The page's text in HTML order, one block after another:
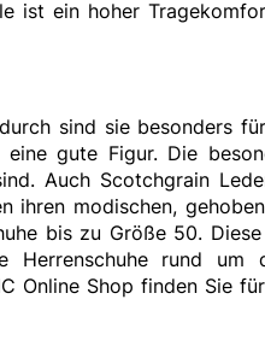
ein hoher
sind sie besonders
gute Figur. Die
Auch Scotchgrain
modischen,
bis zu Größe 50.
rund um
Online Shop finden Sie